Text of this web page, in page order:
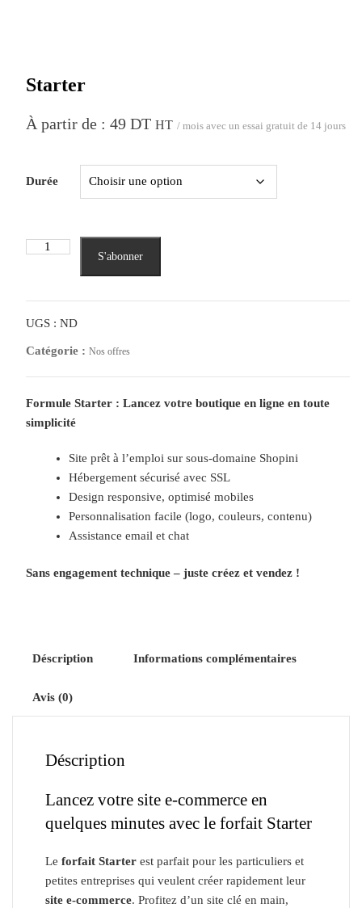
Starter
À partir de : 49 DT HT / mois avec un essai gratuit de 14 jours
Durée
n
t
é
d
e
S'abonner
UGS : ND
Catégorie : Nos offres
Formule Starter : Lancez votre boutique en ligne en toute
simplicité
Site prêt à l’emploi sur sous-domaine Shopini
Hébergement sécurisé avec SSL
Design responsive, optimisé mobiles
Personnalisation facile (logo, couleurs, contenu)
Assistance email et chat
Sans engagement technique – juste créez et vendez !
Déscription Informations complémentaires
Avis (0)
Déscription
Lancez votre site e-commerce en
quelques minutes avec le forfait Starter
Le forfait Starter est parfait pour les particuliers et
petites entreprises qui veulent créer rapidement leur
site e-commerce. Profitez d’un site clé en main,